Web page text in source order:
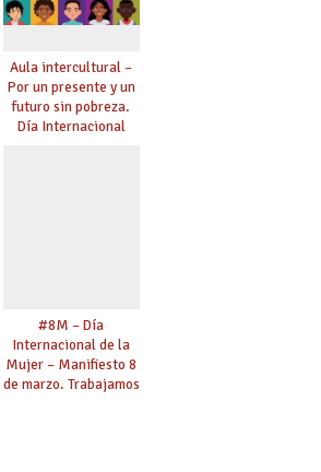
Aula intercultural –
Por un presente y un
futuro sin pobreza.
Día Internacional
#8M – Día
Internacional de la
Mujer – Manifiesto 8
de marzo. Trabajamos